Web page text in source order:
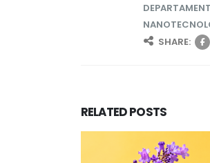
SHARE:
RELATEDPOSTS